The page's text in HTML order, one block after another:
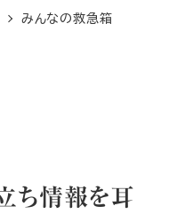
みんなの救急箱
ち情報を耳